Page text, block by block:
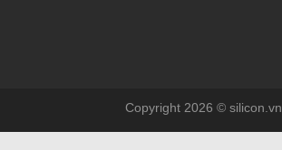
Copyright 2026 © silicon.vn